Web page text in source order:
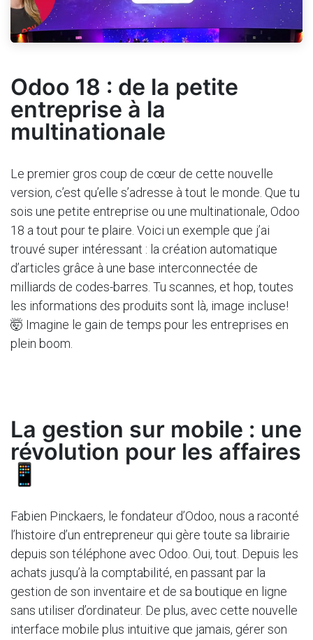
Odoo 18 : de la petite
entreprise à la
multinationale
Le premier gros coup de cœur de cette nouvelle
version, c’est qu’elle s’adresse à tout le monde. Que tu
sois une petite entreprise ou une multinationale, Odoo
18 a tout pour te plaire. Voici un exemple que j’ai
trouvé super intéressant : la création automatique
d’articles grâce à une base interconnectée de
milliards de codes-barres. Tu scannes, et hop, toutes
les informations des produits sont là, image incluse!
🤯 Imagine le gain de temps pour les entreprises en
plein boom.
La gestion sur mobile : une
révolution pour les affaires
📱
Fabien Pinckaers, le fondateur d’Odoo, nous a raconté
l’histoire d’un entrepreneur qui gère toute sa librairie
depuis son téléphone avec Odoo. Oui, tout. Depuis les
achats jusqu’à la comptabilité, en passant par la
gestion de son inventaire et de sa boutique en ligne
sans utiliser d’ordinateur. De plus, avec cette nouvelle
interface mobile plus intuitive que jamais, gérer son